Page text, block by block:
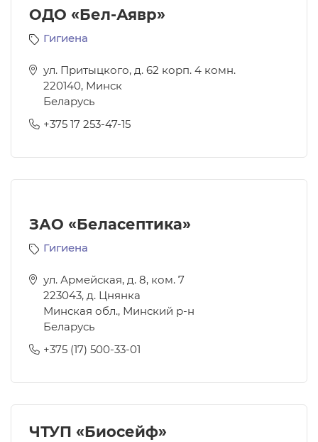
ОДО «Бел-Аявр»
Гигиена
ул. Притыцкого, д. 62 корп. 4 комн.
220140, Минск
Беларусь
+375 17 253-47-15
ЗАО «Беласептика»
Гигиена
ул. Армейская, д. 8, ком. 7
223043, д. Цнянка
Минская обл., Минский р-н
Беларусь
+375 (17) 500-33-01
ЧТУП «Биосейф»